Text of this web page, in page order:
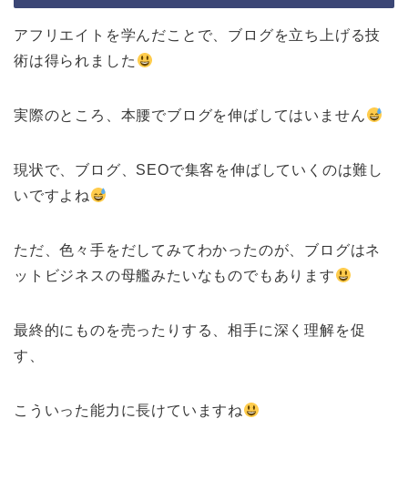
アフリエイトを学んだことで、ブログを立ち上げる技
術は得られました
実際のところ、本腰でブログを伸ばしてはいません
現状で、ブログ、SEOで集客を伸ばしていくのは難し
いですよね
ただ、色々手をだしてみてわかったのが、ブログはネ
ットビジネスの母艦みたいなものでもあります
最終的にものを売ったりする、相手に深く理解を促
す、
こういった能力に長けていますね